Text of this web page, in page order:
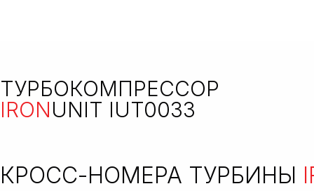
ТУРБОКОМПРЕССОР
IRONUNIT IUT0033
КРОСС-НОМЕРА ТУРБИНЫ